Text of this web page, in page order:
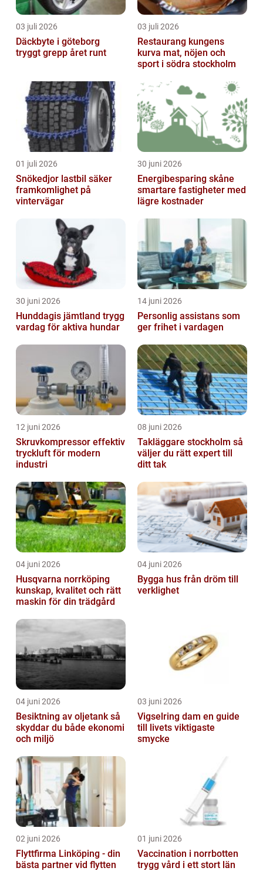
03 juli 2026
Däckbyte i göteborg
tryggt grepp året runt
03 juli 2026
Restaurang kungens
kurva mat, nöjen och
sport i södra stockholm
01 juli 2026
Snökedjor lastbil säker
framkomlighet på
vintervägar
30 juni 2026
Energibesparing skåne
smartare fastigheter med
lägre kostnader
30 juni 2026
Hunddagis jämtland trygg
vardag för aktiva hundar
14 juni 2026
Personlig assistans som
ger frihet i vardagen
12 juni 2026
Skruvkompressor effektiv
tryckluft för modern
industri
08 juni 2026
Takläggare stockholm så
väljer du rätt expert till
ditt tak
04 juni 2026
Husqvarna norrköping
kunskap, kvalitet och rätt
maskin för din trädgård
04 juni 2026
Bygga hus från dröm till
verklighet
04 juni 2026
Besiktning av oljetank så
skyddar du både ekonomi
och miljö
03 juni 2026
Vigselring dam en guide
till livets viktigaste
smycke
02 juni 2026
Flyttfirma Linköping - din
bästa partner vid flytten
01 juni 2026
Vaccination i norrbotten
trygg vård i ett stort län